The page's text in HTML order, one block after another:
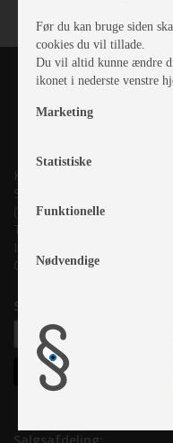
Kronjyllands Camping
Suderholmen 10, 8960
(Lige ud til Grenåvej)
Tlf. +45 87 10 98 70
Info@as-kcc.dk
CVR: 33 38 77 33
Samtykke til nyhedsbrev
Salgsafdeling:
Før du kan bruge siden
cookies du vil tillade.
Du vil altid kunne ændre
ikonet i nederste venstre
Marketing
Statistiske
Funktionelle
Nødvendige